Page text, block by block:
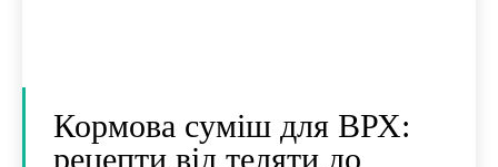
Кормова суміш для ВРХ:
рецепти від теляти до